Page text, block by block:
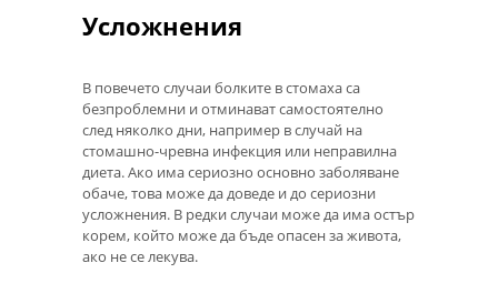
Усложнения
В повечето случаи болките в стомаха са
безпроблемни и отминават самостоятелно
след няколко дни, например в случай на
стомашно-чревна инфекция или неправилна
диета. Ако има сериозно основно заболяване
обаче, това може да доведе и до сериозни
усложнения. В редки случаи може да има остър
корем, който може да бъде опасен за живота,
ако не се лекува.